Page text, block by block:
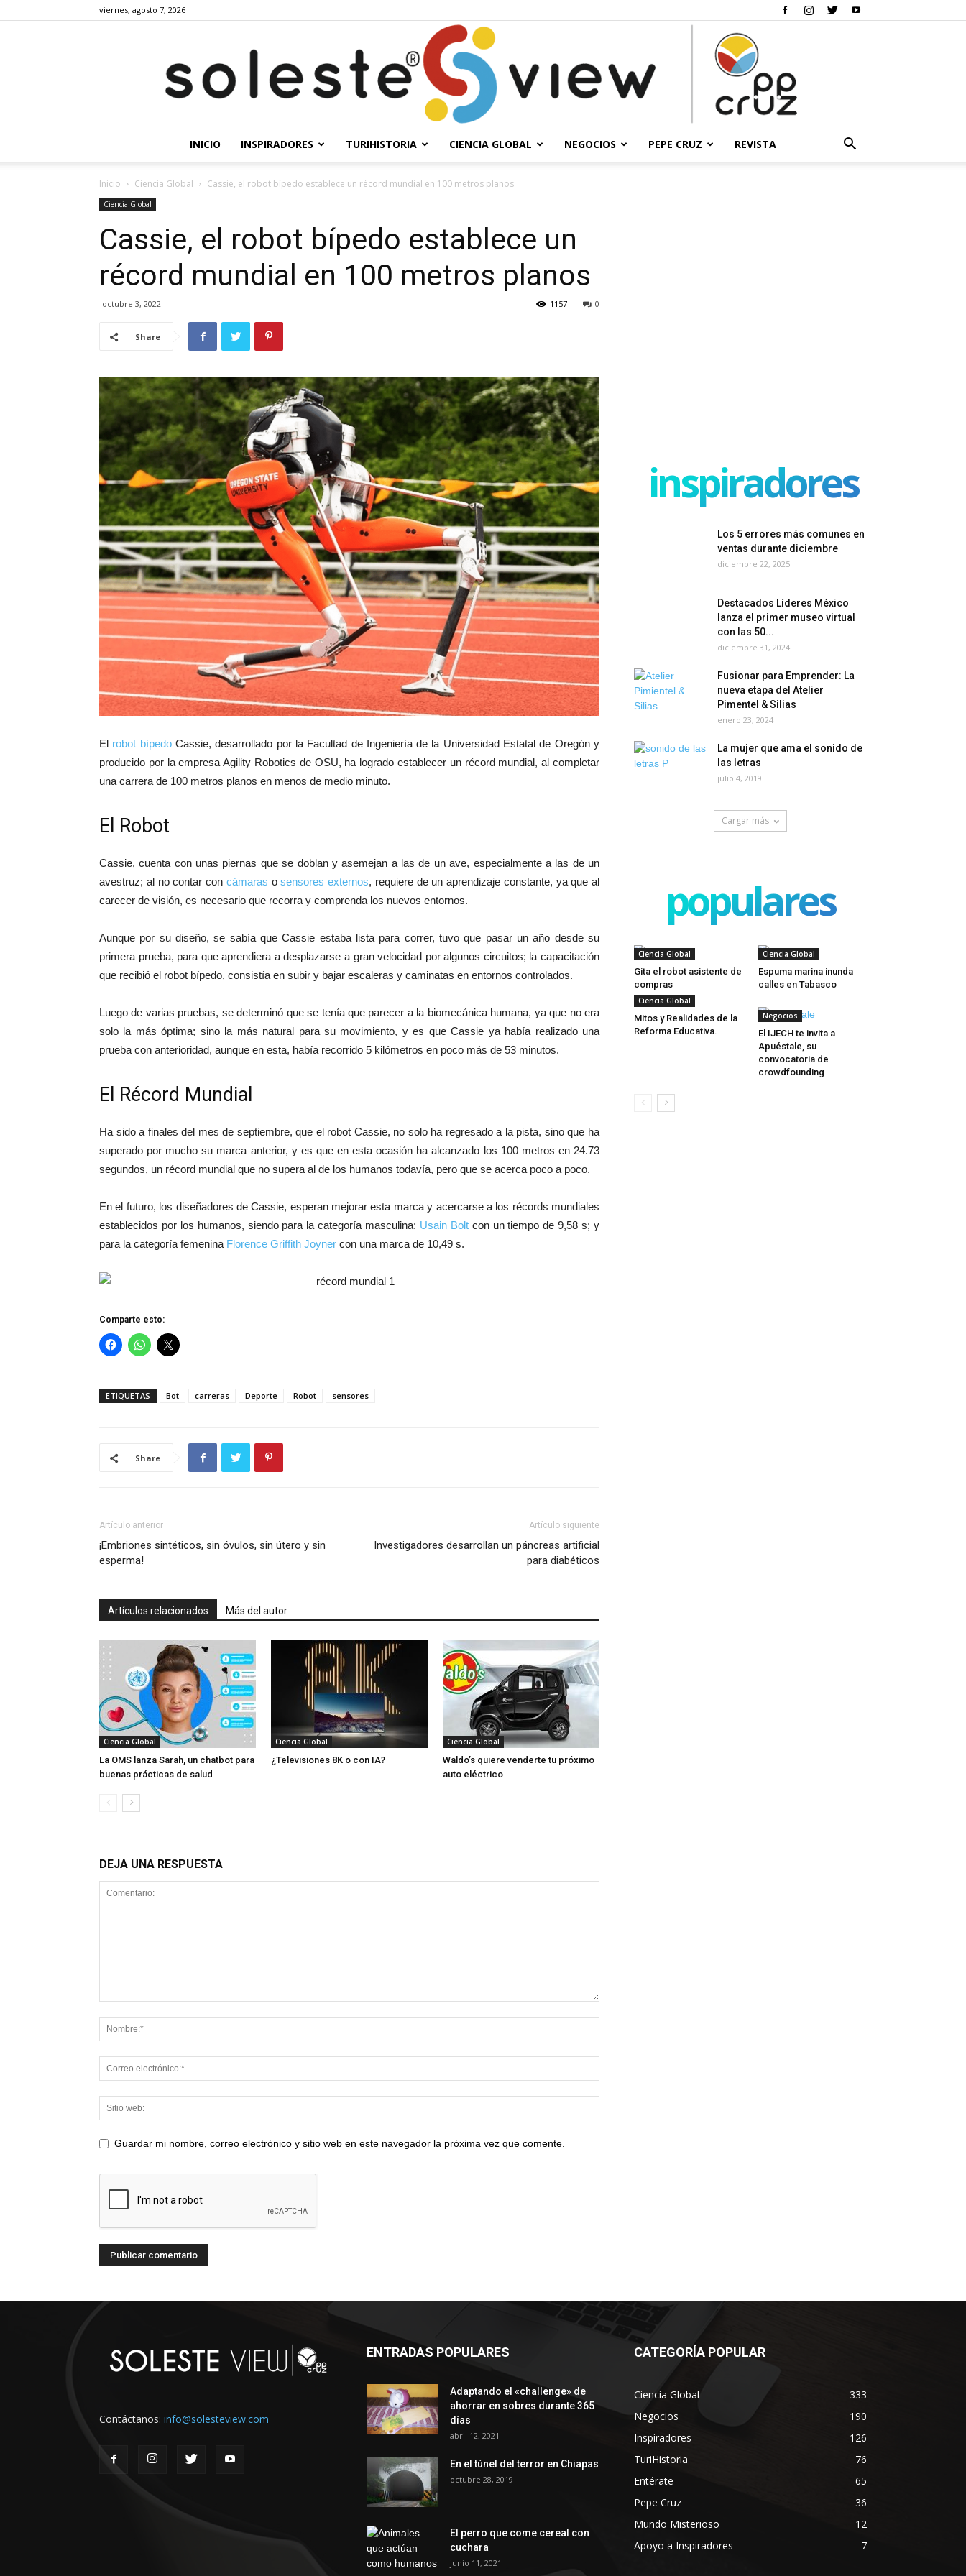
viernes, agosto 7, 2026
INICIO INSPIRADORES TURIHISTORIA CIENCIA GLOBAL NEGOCIOS PEPE CRUZ REVISTA
Inicio Ciencia Global Cassie, el robot bípedo establece un récord mundial en 100 metros planos
Ciencia Global
Cassie, el robot bípedo establece un
récord mundial en 100 metros planos
octubre 3, 2022 0
1157
Share
El robot bípedoCassie, desarrollado por la Facultad de Ingeniería de la Universidad Estatal de Oregón y
producido por la empresa Agility Robotics de OSU, ha logrado establecer un récord mundial, al completar
una carrera de 100 metros planos en menos de medio minuto.
El Robot
Cassie, cuenta con unas piernas que se doblan y asemejan a las de un ave, especialmente a las de un
avestruz; al no contar con cámaras osensores externos, requiere de un aprendizaje constante, ya que al
carecer de visión, es necesario que recorra y comprenda los nuevos entornos.
Aunque por su diseño, se sabía que Cassie estaba lista para correr, tuvo que pasar un año desde su
primera prueba, para que aprendiera a desplazarse a gran velocidad por algunos circuitos; la capacitación
que recibió el robot bípedo, consistía en subir y bajar escaleras y caminatas en entornos controlados.
Luego de varias pruebas, se determinó que se tenía que parecer a la biomecánica humana, ya que no era
solo la más óptima; sino la más natural para su movimiento, y es que Cassie ya había realizado una
prueba con anterioridad, aunque en esta, había recorrido 5 kilómetros en poco más de 53 minutos.
El Récord Mundial
Ha sido a finales del mes de septiembre, que el robot Cassie, no solo ha regresado a la pista, sino que ha
superado por mucho su marca anterior, y es que en esta ocasión ha alcanzado los 100 metros en 24.73
segundos, un récord mundial que no supera al de los humanos todavía, pero que se acerca poco a poco.
En el futuro, los diseñadores de Cassie, esperan mejorar esta marca y acercarse a los récords mundiales
establecidos por los humanos, siendo para la categoría masculina: Usain Boltcon un tiempo de 9,58 s; y
para la categoría femenina Florence Griffith Joyner con una marca de 10,49 s.
Comparte esto:
ETIQUETAS Bot carreras Deporte Robot sensores
Share
Artículo anterior
¡Embriones sintéticos, sin óvulos, sin útero y sin
esperma!
Artículo siguiente
Investigadores desarrollan un páncreas artificial
para diabéticos
Artículos relacionados Más del autor
Ciencia Global
La OMS lanza Sarah, un chatbot para
buenas prácticas de salud
Ciencia Global
¿Televisiones 8K o con IA?
Ciencia Global
Waldo’s quiere venderte tu próximo
auto eléctrico
DEJA UNA RESPUESTA
Guardar mi nombre, correo electrónico y sitio web en este navegador la próxima vez que comente.
inspiradores
Los 5 errores más comunes en
ventas durante diciembre
diciembre 22, 2025
Destacados Líderes México
lanza el primer museo virtual
con las 50...
diciembre 31, 2024
Fusionar para Emprender: La
nueva etapa del Atelier
Pimentel & Silias
enero 23, 2024
La mujer que ama el sonido de
las letras
julio 4, 2019
Cargar más
populares
Ciencia Global
Gita el robot asistente de
compras
Ciencia Global
Espuma marina inunda
calles en Tabasco
Ciencia Global
Mitos y Realidades de la
Reforma Educativa.
Negocios
El IJECH te invita a
Apuéstale, su
convocatoria de
crowdfounding
Contáctanos: info@solesteview.com
ENTRADAS POPULARES
Adaptando el «challenge» de
ahorrar en sobres durante 365
días
abril 12, 2021
En el túnel del terror en Chiapas
octubre 28, 2019
El perro que come cereal con
cuchara
junio 11, 2021
CATEGORÍA POPULAR
Ciencia Global
333
Negocios
190
Inspiradores
126
TuriHistoria
76
Entérate
65
Pepe Cruz
36
Mundo Misterioso
12
Apoyo a Inspiradores
7